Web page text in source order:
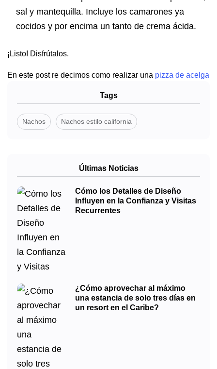
sal y mantequilla. Incluye los camarones ya
cocidos y por encima un tanto de crema ácida.
¡Listo! Disfrútalos.
En este post re decimos como realizar una pizza de acelga
Tags
Nachos Nachos estilo california
Últimas Noticias
Cómo los Detalles de Diseño
Influyen en la Confianza y Visitas
Recurrentes
¿Cómo aprovechar al máximo
una estancia de solo tres días en
un resort en el Caribe?